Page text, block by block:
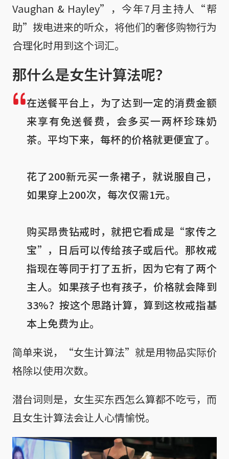
Vaughan & Hayley”，今年7月主持人“帮
助”拨电进来的听众，将他们的奢侈购物行为
合理化时用到这个词汇。
那什么是女生计算法呢？
在送餐平台上，为了达到一定的消费金额
来享有免送餐费，会多买一两杯珍珠奶
茶。平均下来，每杯的价格就更便宜了。
花了200新元买一条裙子，就说服自己，
如果穿上200次，每次仅需1元。
购买昂贵钻戒时，就把它看成是“家传之
宝”，日后可以传给孩子或后代。那枚戒
指现在等同于打了五折，因为它有了两个
主人。如果孩子也有孩子，价格就会降到
33%？按这个思路计算，算到这枚戒指基
本上免费为止。
简单来说，“女生计算法”就是用物品实际价
格除以使用次数。
潜台词则是，女生买东西怎么算都不吃亏，而
且女生计算法会让人心情愉悦。